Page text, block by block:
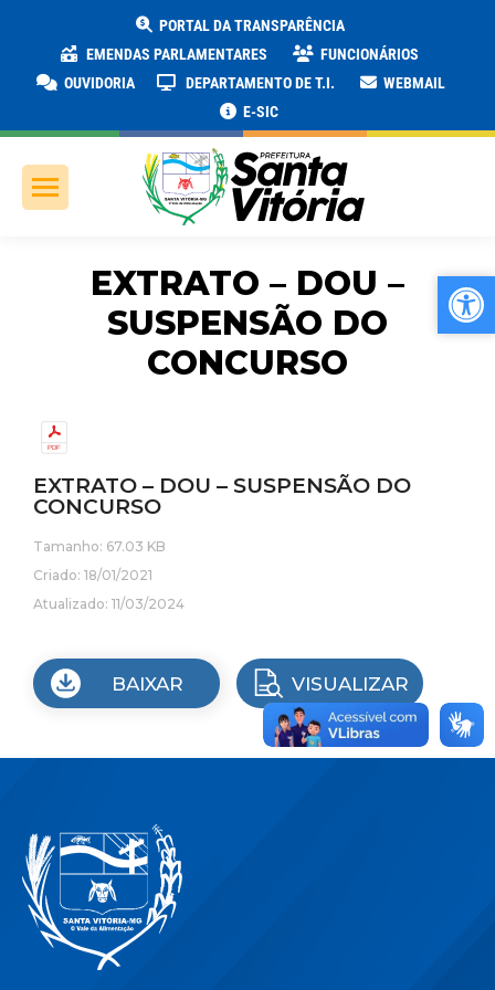
PORTAL DA TRANSPARÊNCIA
EMENDAS PARLAMENTARES
FUNCIONÁRIOS
OUVIDORIA
DEPARTAMENTO DE T.I.
WEBMAIL
E-SIC
EXTRATO – DOU –
SUSPENSÃO DO
CONCURSO
EXTRATO – DOU – SUSPENSÃO DO
CONCURSO
Tamanho: 67.03 KB
Criado: 18/01/2021
Atualizado: 11/03/2024
BAIXAR VISUALIZAR